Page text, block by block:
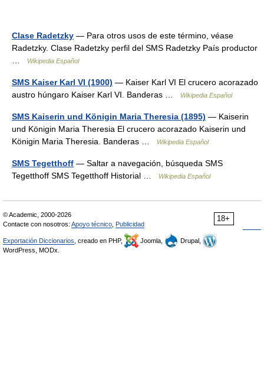
Clase Radetzky — Para otros usos de este término, véase
Radetzky. Clase Radetzky perfil del SMS Radetzky País productor
Wikipedia Español
SMS Kaiser Karl VI (1900) — Kaiser Karl VI El crucero acorazado
austro húngaro Kaiser Karl VI. Banderas …
Wikipedia Español
SMS Kaiserin und Königin Maria Theresia (1895) — Kaiserin
und Königin Maria Theresia El crucero acorazado Kaiserin und
Königin Maria Theresia. Banderas …
Wikipedia Español
SMS Tegetthoff — Saltar a navegación, búsqueda SMS
Tegetthoff SMS Tegetthoff Historial …
Wikipedia Español
18+
© Academic, 2000-2026
Contacte con nosotros: Apoyo técnico Publicidad
Exportación Diccionarios , creado en PHP, Joomla,
Drupal,
WordPress, MODx.